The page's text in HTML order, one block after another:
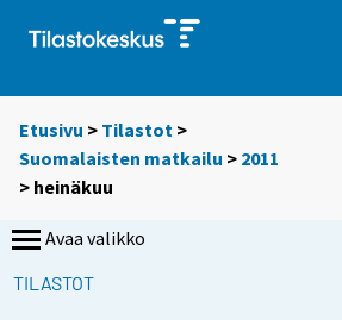
Etusivu > Tilastot >
Suomalaisten matkailu > 2011
> heinäkuu
Avaa valikko
TILASTOT